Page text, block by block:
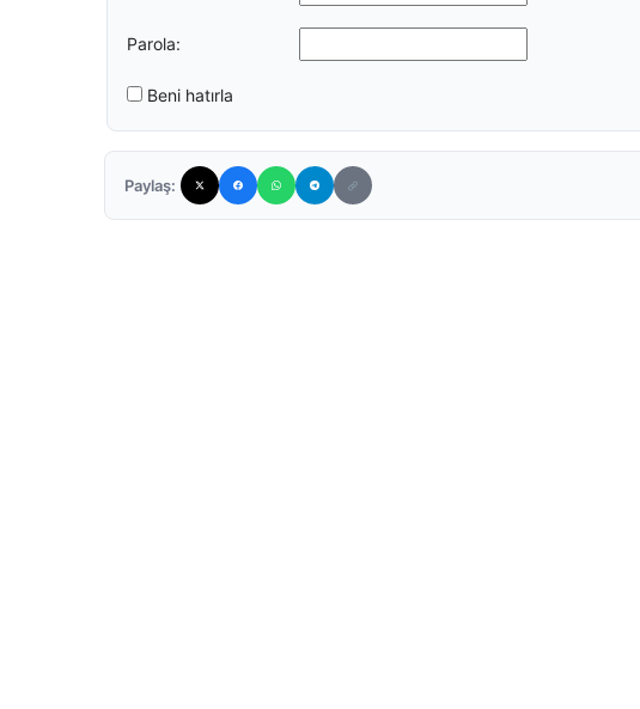
Parola:
Beni hatırla
Paylaş: